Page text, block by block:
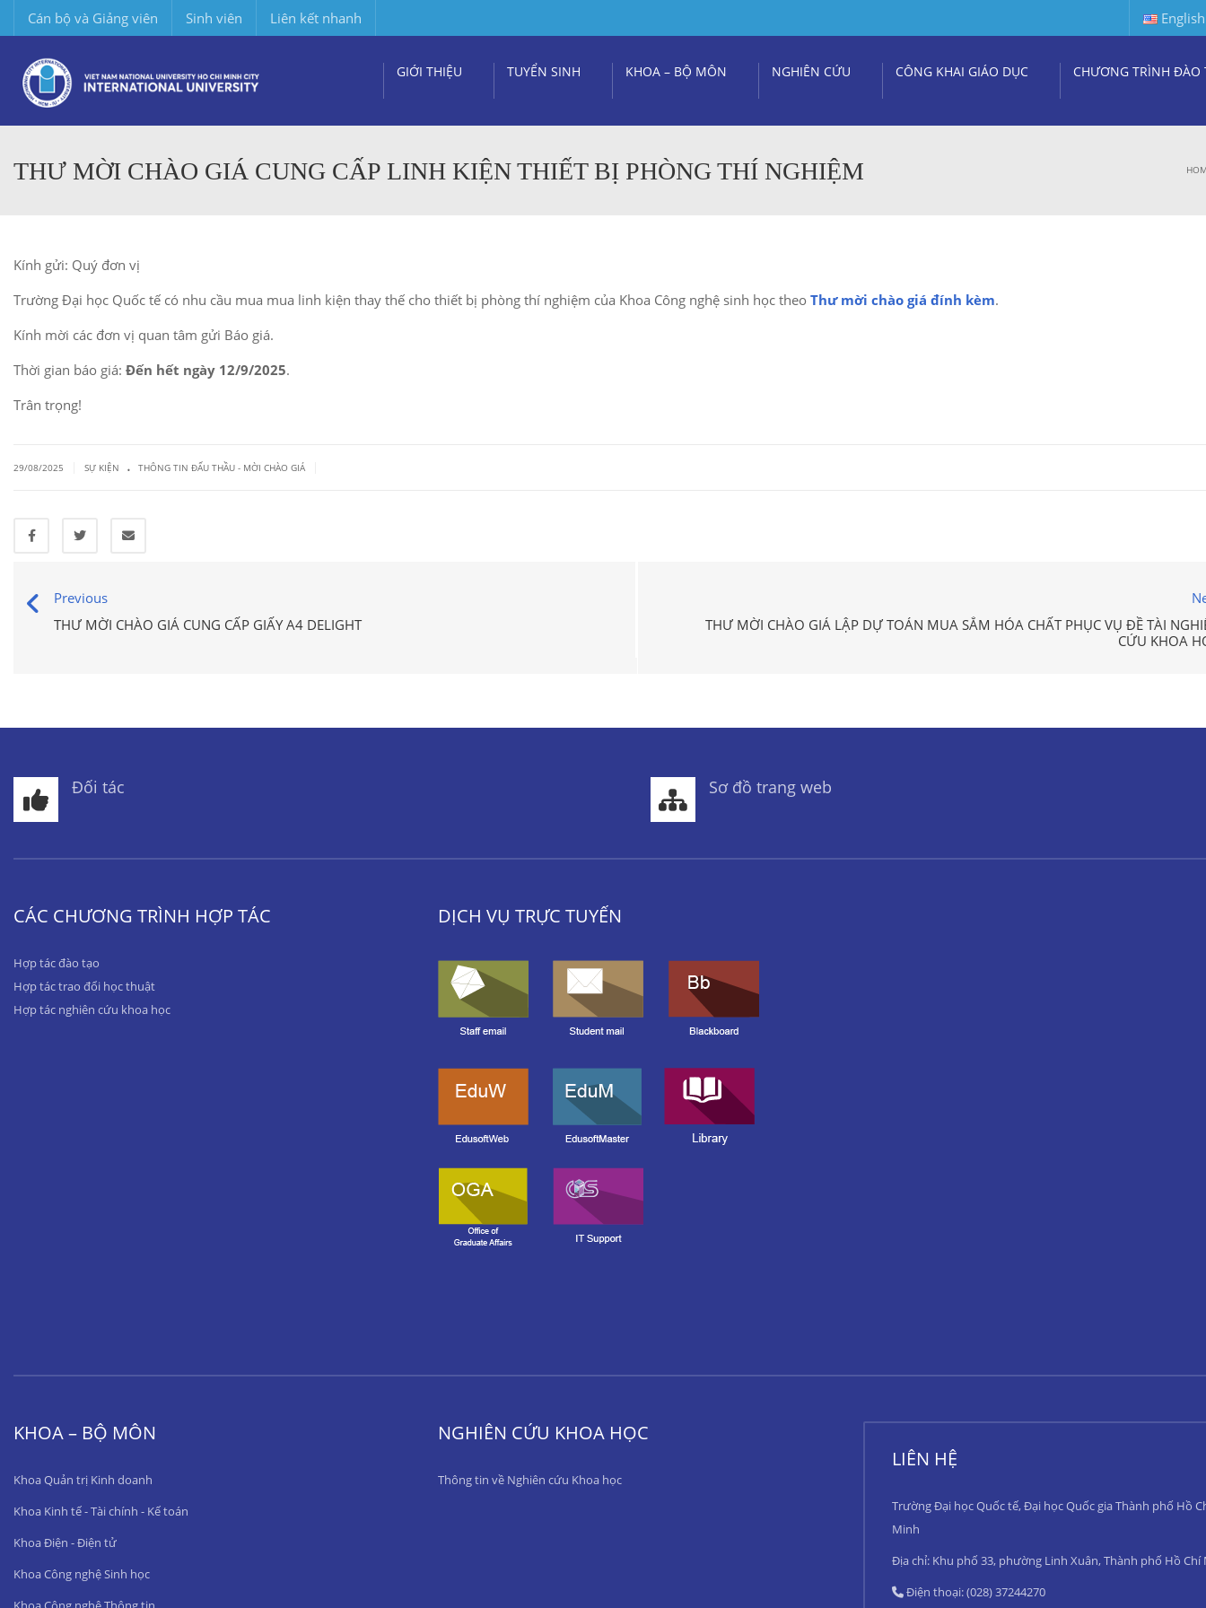
Cán bộ và Giảng viên Sinh viên Liên kết nhanh English
GIỚI THIỆU TUYỂN SINH KHOA – BỘ MÔN NGHIÊN CỨU CÔNG KHAI GIÁO DỤC CHƯƠNG TRÌNH ĐÀO
THƯ MỜI CHÀO GIÁ CUNG CẤP LINH KIỆN THIẾT BỊ PHÒNG THÍ NGHIỆM
Kính gửi: Quý đơn vị
Trường Đại học Quốc tế có nhu cầu mua mua linh kiện thay thế cho thiết bị phòng thí nghiệm của Khoa Công nghệ sinh học theo Thư mời chào giá đính kèm.
Kính mời các đơn vị quan tâm gửi Báo giá.
Thời gian báo giá: Đến hết ngày 12/9/2025.
Trân trọng!
29/08/2025 SỰ KIỆN . THÔNG TIN ĐẤU THẦU - MỜI CHÀO GIÁ
Previous
THƯ MỜI CHÀO GIÁ CUNG CẤP GIẤY A4 DELIGHT
THƯ MỜI CHÀO GIÁ LẬP DỰ TOÁN MUA SẮM HÓA CHẤT PHỤC VỤ ĐỀ TÀI
CỨU KHOA
Đối tác Sơ đồ trang web
CÁC CHƯƠNG TRÌNH HỢP TÁC
Hợp tác đào tạo
Hợp tác trao đổi học thuật
Hợp tác nghiên cứu khoa học
DỊCH VỤ TRỰC TUYẾN
KHOA – BỘ MÔN
Khoa Quản trị Kinh doanh
Khoa Kinh tế - Tài chính - Kế toán
Khoa Điện - Điện tử
Khoa Công nghệ Sinh học
NGHIÊN CỨU KHOA HỌC
Thông tin về Nghiên cứu Khoa học
LIÊN HỆ
Trường Đại học Quốc tế, Đại học Quốc gia Thành phố Hồ
Minh
Địa chỉ: Khu phố 33, phường Linh Xuân, Thành phố Hồ Chí
Điện thoại: (028) 37244270